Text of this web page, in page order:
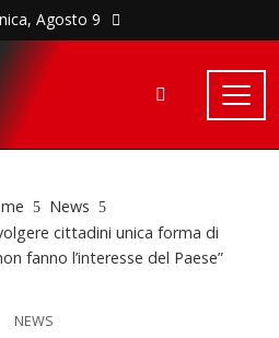
Agosto 9
News
cittadini unica forma di
fanno l’interesse del Paese”
NEWS